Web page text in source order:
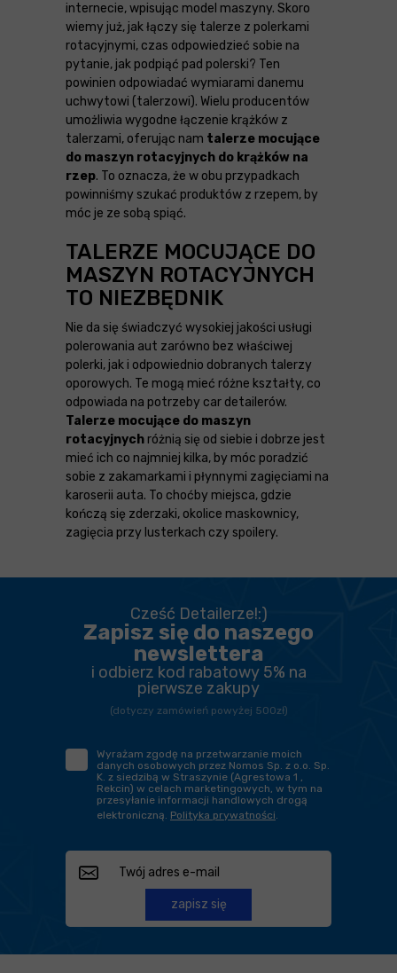
internecie, wpisując model maszyny. Skoro
wiemy już, jak łączy się talerze z polerkami
rotacyjnymi, czas odpowiedzieć sobie na
pytanie, jak podpiąć pad polerski? Ten
powinien odpowiadać wymiarami danemu
uchwytowi (talerzowi). Wielu producentów
umożliwia wygodne łączenie krążków z
talerzami, oferując nam talerze mocujące
do maszyn rotacyjnych do krążków na
rzep. To oznacza, że w obu przypadkach
powinniśmy szukać produktów z rzepem, by
móc je ze sobą spiąć.
TALERZE MOCUJĄCE DO
MASZYN ROTACYJNYCH
TO NIEZBĘDNIK
Nie da się świadczyć wysokiej jakości usługi
polerowania aut zarówno bez właściwej
polerki, jak i odpowiednio dobranych talerzy
oporowych. Te mogą mieć różne kształty, co
odpowiada na potrzeby car detailerów.
Talerze mocujące do maszyn
rotacyjnych różnią się od siebie i dobrze jest
mieć ich co najmniej kilka, by móc poradzić
sobie z zakamarkami i płynnymi zagięciami na
karoserii auta. To choćby miejsca, gdzie
kończą się zderzaki, okolice maskownicy,
zagięcia przy lusterkach czy spoilery.
Cześć Detailerze!:)
Zapisz się do naszego
newslettera
i odbierz kod rabatowy 5% na
pierwsze zakupy
(dotyczy zamówień powyżej 500zł)
Wyrażam zgodę na przetwarzanie moich
danych osobowych przez Nomos Sp. z o.o. Sp.
K. z siedzibą w Straszynie (Agrestowa 1 ,
Rekcin) w celach marketingowych, w tym na
przesyłanie informacji handlowych drogą
elektroniczną. Polityka prywatności
zapisz się